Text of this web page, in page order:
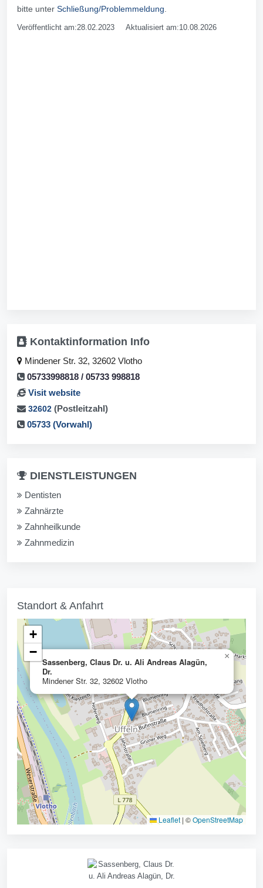
bitte unter Schließung/Problemmeldung
Veröffentlicht am:28.02.2023 Aktualisiert am:10.08.2026
Kontaktinformation Info
Mindener Str. 32, 32602 Vlotho
05733998818 / 05733 998818
Visit website
32602 (Postleitzahl)
05733 (Vorwahl)
DIENSTLEISTUNGEN
Dentisten
Zahnärzte
Zahnheilkunde
Zahnmedizin
Standort & Anfahrt
Sassenberg, Claus Dr. u. Ali Andreas Alagün,
Dr.
Mindener Str. 32, 32602 Vlotho
×
+
−
Leaflet | ©OpenStreetMap